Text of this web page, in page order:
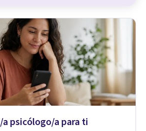
psicólogo/a para ti